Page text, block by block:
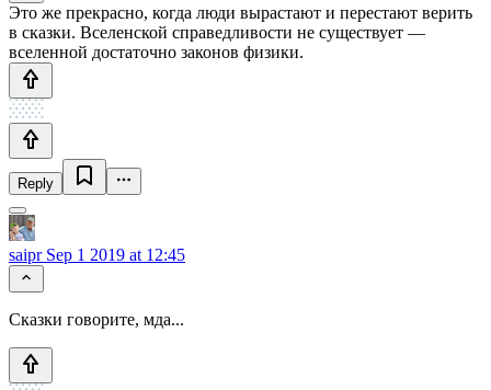
Это же прекрасно, когда люди вырастают и перестают верить
в сказки. Вселенской справедливости не существует —
вселенной достаточно законов физики.
Reply
saiprSep 1 2019 at 12:45
Сказки говорите, мда...